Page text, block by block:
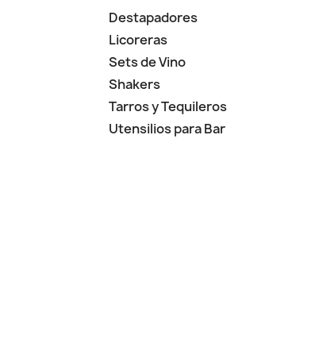
Destapadores
Licoreras
Sets de Vino
Shakers
Tarros y Tequileros
Utensilios para Bar